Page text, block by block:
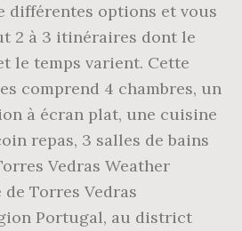
différentes options et vous
2 à 3 itinéraires dont le
le temps varient. Cette
comprend 4 chambres, un
à écran plat, une cuisine
repas, 3 salles de bains
Vedras Weather
Torres Vedras
Portugal, au district